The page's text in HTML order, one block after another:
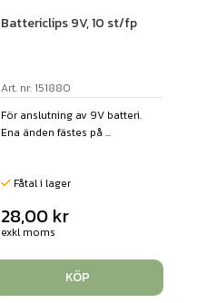
Battericlips 9V, 10 st/fp
Art. nr: 151880
För anslutning av 9V batteri.
Ena änden fästes på ...
Fåtal i lager
28,00 kr
exkl moms
KÖP